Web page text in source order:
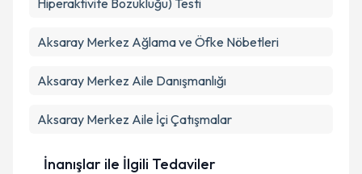
Hiperaktivite Bozukluğu) Testi
Aksaray Merkez Ağlama ve Öfke Nöbetleri
Aksaray Merkez Aile Danışmanlığı
Aksaray Merkez Aile İçi Çatışmalar
İnanışlar ile İlgili Tedaviler